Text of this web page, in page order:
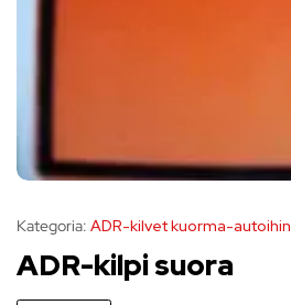
Kategoria: ADR-kilvet kuorma-autoihin
ADR-kilpi suora